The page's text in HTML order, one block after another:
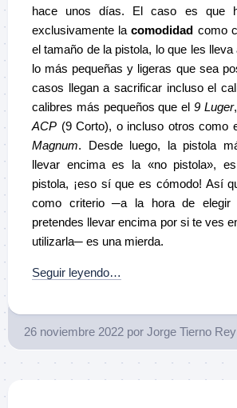
hace unos días. El caso es que
exclusivamente lacomodidad como
el tamaño de la pistola, lo que les
lo más pequeñas y ligeras que sea
casos llegan a sacrificar incluso el
calibres más pequeños que el 9 Luger
ACP (9 Corto), o incluso otros como
Magnum. Desde luego, la pistola
llevar encima es la «no pistola»,
pistola, ¡eso sí que es cómodo! Así
como criterio ─a la hora de elegir
pretendes llevar encima por si te ves
utilizarla─ es una mierda.
Seguir leyendo…
26 noviembre 2022 por Jorge Tierno Rey